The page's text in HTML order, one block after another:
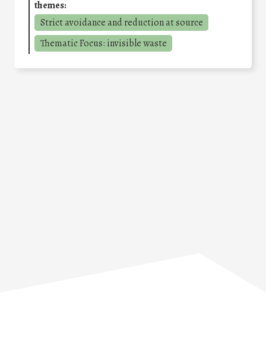
themes:
Strict avoidance and reduction at source
Thematic Focus: invisible waste